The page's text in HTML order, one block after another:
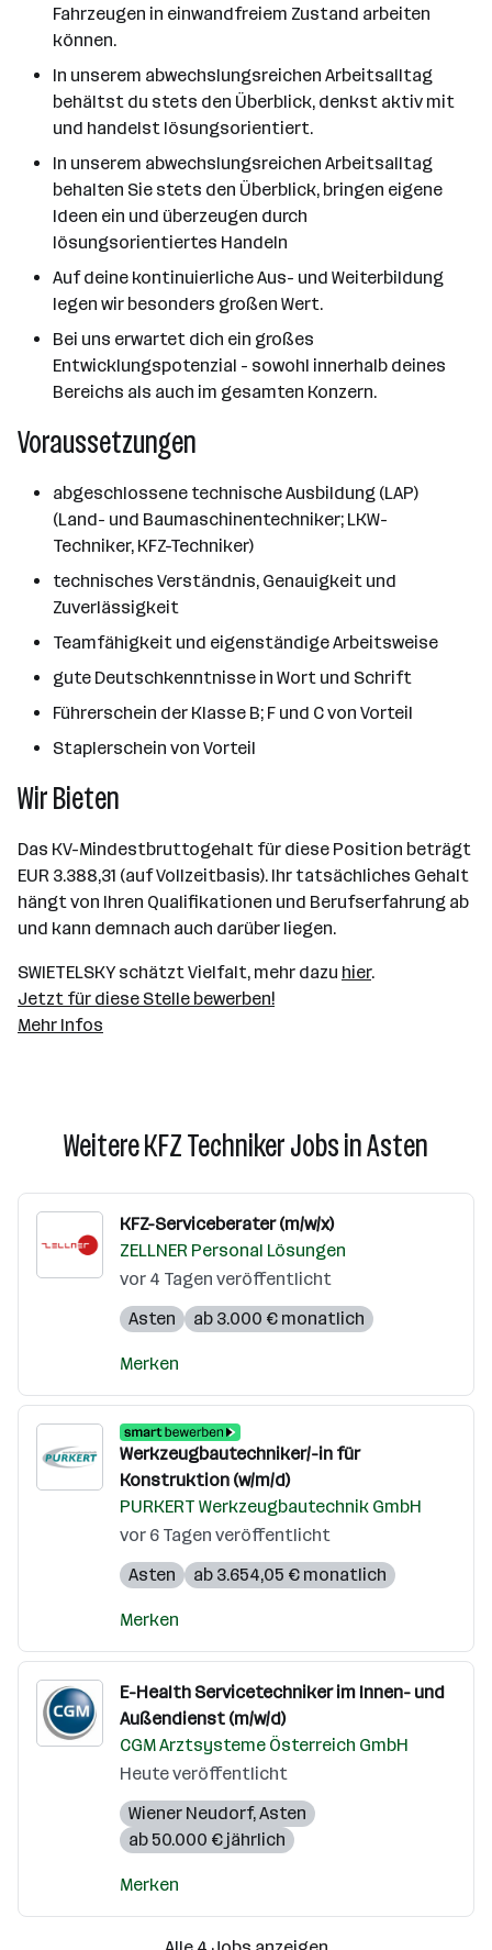
Fahrzeugen in einwandfreiem Zustand arbeiten
können.
In unserem abwechslungsreichen Arbeitsalltag
behältst du stets den Überblick, denkst aktiv mit
und handelst lösungsorientiert.
In unserem abwechslungsreichen Arbeitsalltag
behalten Sie stets den Überblick, bringen eigene
Ideen ein und überzeugen durch
lösungsorientiertes Handeln
Auf deine kontinuierliche Aus- und Weiterbildung
legen wir besonders großen Wert.
Bei uns erwartet dich ein großes
Entwicklungspotenzial - sowohl innerhalb deines
Bereichs als auch im gesamten Konzern.
Voraussetzungen
abgeschlossene technische Ausbildung (LAP)
(Land- und Baumaschinentechniker; LKW-
Techniker, KFZ-Techniker)
technisches Verständnis, Genauigkeit und
Zuverlässigkeit
Teamfähigkeit und eigenständige Arbeitsweise
gute Deutschkenntnisse in Wort und Schrift
Führerschein der Klasse B; F und C von Vorteil
Staplerschein von Vorteil
Wir Bieten
Das KV-Mindestbruttogehalt für diese Position beträgt
EUR 3.388,31 (auf Vollzeitbasis). Ihr tatsächliches Gehalt
hängt von Ihren Qualifikationen und Berufserfahrung ab
und kann demnach auch darüber liegen.
SWIETELSKY schätzt Vielfalt, mehr dazu hier.
Jetzt für diese Stelle bewerben!
Mehr Infos
Weitere KFZ Techniker Jobs in Asten
KFZ-Serviceberater (m/w/x)
ZELLNER Personal Lösungen
vor 4 Tagen veröffentlicht
Asten
ab 3.000 € monatlich
Merken
Werkzeugbautechniker/-in für
Konstruktion (w/m/d)
PURKERT Werkzeugbautechnik GmbH
vor 6 Tagen veröffentlicht
Asten
ab 3.654,05 € monatlich
Merken
E-Health Servicetechniker im Innen- und
Außendienst (m/w/d)
CGM Arztsysteme Österreich GmbH
Heute veröffentlicht
Wiener Neudorf,Asten
ab 50.000 € jährlich
Merken